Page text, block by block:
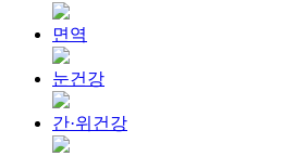
면역
눈건강
간·위건강